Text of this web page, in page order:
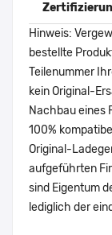
Hinweis:
bestellte
Teilenummer
kein Original-
Nachbau eines
100%
Original-
aufgeführten
sind Eigentum
lediglich der